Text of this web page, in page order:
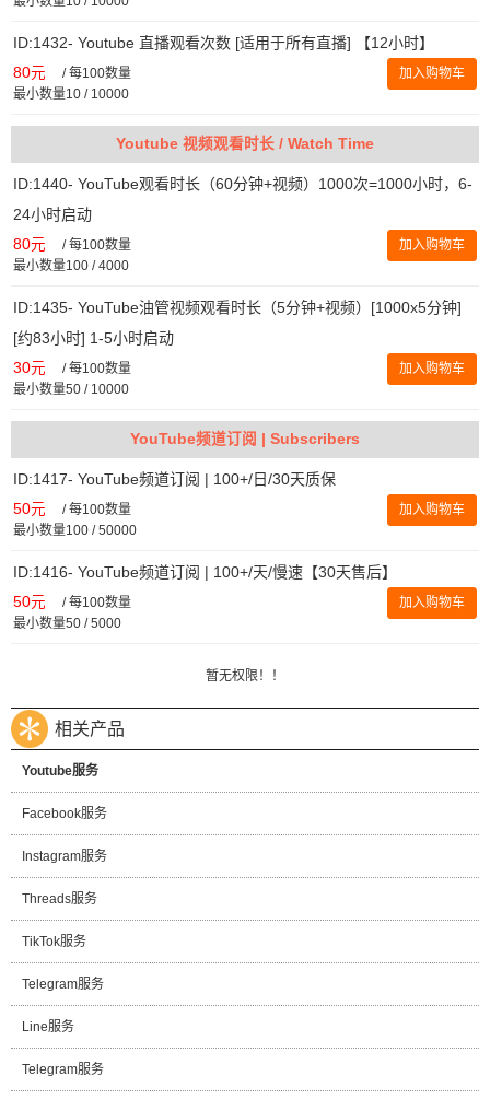
ID:1432- Youtube 直播观看次数 [适用于所有直播] 【12小时】
80元 /每100数量
最小数量10 / 10000
加入购物车
Youtube 视频观看时长 / Watch Time
ID:1440- YouTube观看时长（60分钟+视频）1000次=1000小时，6-
24小时启动
80元 /每100数量
最小数量100 / 4000
加入购物车
ID:1435- YouTube油管视频观看时长（5分钟+视频）[1000x5分钟]
[约83小时] 1-5小时启动
30元 /每100数量
最小数量50 / 10000
加入购物车
YouTube频道订阅 | Subscribers
ID:1417- YouTube频道订阅 | 100+/日/30天质保
50元 /每100数量
最小数量100 / 50000
加入购物车
ID:1416- YouTube频道订阅 | 100+/天/慢速【30天售后】
50元 /每100数量
最小数量50 / 5000
加入购物车
暂无权限！！
相关产品
Youtube服务
Facebook服务
Instagram服务
Threads服务
TikTok服务
Telegram服务
Line服务
Telegram服务